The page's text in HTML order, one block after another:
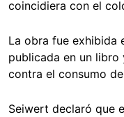
coincidiera con el
La obra fue exhibida
publicada en un libro
contra el consumo
Seiwert declaró que